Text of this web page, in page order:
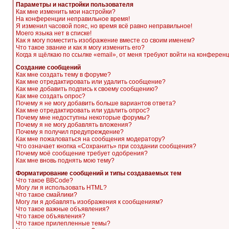
Параметры и настройки пользователя
Как мне изменить мои настройки?
На конференции неправильное время!
Я изменил часовой пояс, но время всё равно неправильное!
Моего языка нет в списке!
Как я могу поместить изображение вместе со своим именем?
Что такое звание и как я могу изменить его?
Когда я щёлкаю по ссылке «email», от меня требуют войти на
Создание сообщений
Как мне создать тему в форуме?
Как мне отредактировать или удалить сообщение?
Как мне добавить подпись к своему сообщению?
Как мне создать опрос?
Почему я не могу добавить больше вариантов ответа?
Как мне отредактировать или удалить опрос?
Почему мне недоступны некоторые форумы?
Почему я не могу добавлять вложения?
Почему я получил предупреждение?
Как мне пожаловаться на сообщения модератору?
Что означает кнопка «Сохранить» при создании сообщения?
Почему моё сообщение требует одобрения?
Как мне вновь поднять мою тему?
Форматирование сообщений и типы создаваемых тем
Что такое BBCode?
Могу ли я использовать HTML?
Что такое смайлики?
Могу ли я добавлять изображения к сообщениям?
Что такое важные объявления?
Что такое объявления?
Что такое прилепленные темы?